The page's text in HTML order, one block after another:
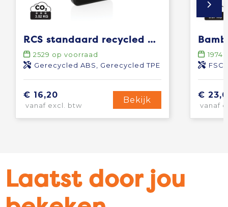
RCS standaard recycled plastic wireless powerbank
2529 op voorraad
Gerecycled ABS, Gerecycled TPE
€ 16,20
vanaf excl. btw
Bekijk
1974
€
vanaf
Laatst door jou